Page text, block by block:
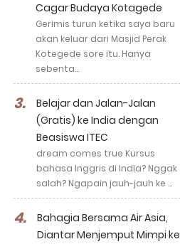
Cagar Budaya Kotagede
Gerimis turun ketika saya baru
akan keluar dari Masjid Perak
Kotegede sore itu. Hanya
sebenta…
Belajar dan Jalan-Jalan
(Gratis) ke India dengan
Beasiswa ITEC
dream comes true Kursus
bahasa Inggris di India? Nggak
salah? Ngapain jauh-jauh ke …
Bahagia Bersama Air Asia,
Diantar Menjemput Mimpi ke